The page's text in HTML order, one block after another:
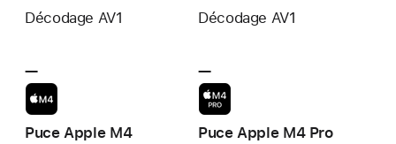
Décodage AV1
—Non
disponible
Décodage AV1
—Non
disponible
Puce Apple M4
Puce Apple M4 Pro